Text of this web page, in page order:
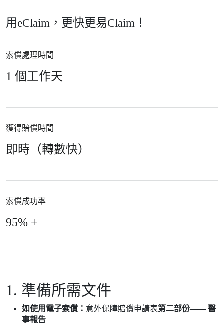
用eClaim，更快更易Claim！
索償處理時間
1 個工作天
獲得賠償時間
即時（轉數快）
索償成功率
95% +
1. 準備所需文件
如使用電子索償： 意外保障賠償申請表第二部份—— 醫
事報告